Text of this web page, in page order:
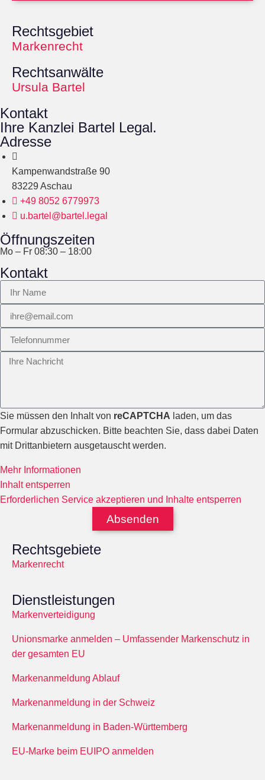
Rechtsgebiet
Markenrecht
Rechtsanwälte
Ursula Bartel
Kontakt
Ihre Kanzlei Bartel Legal.
Adresse
Kampenwandstraße 90
83229 Aschau
+49 8052 6779973
u.bartel@bartel.legal
Öffnungszeiten
Mo – Fr 08:30 – 18:00
Kontakt
Sie müssen den Inhalt von reCAPTCHA laden, um das
Formular abzuschicken. Bitte beachten Sie, dass dabei Daten
mit Drittanbietern ausgetauscht werden.
Mehr Informationen
Inhalt entsperren
Erforderlichen Service akzeptieren und Inhalte entsperren
Absenden
Rechtsgebiete
Markenrecht
Dienstleistungen
Markenverteidigung
Unionsmarke anmelden – Umfassender Markenschutz in
der gesamten EU
Markenanmeldung Ablauf
Markenanmeldung in der Schweiz
Markenanmeldung in Baden-Württemberg
EU-Marke beim EUIPO anmelden